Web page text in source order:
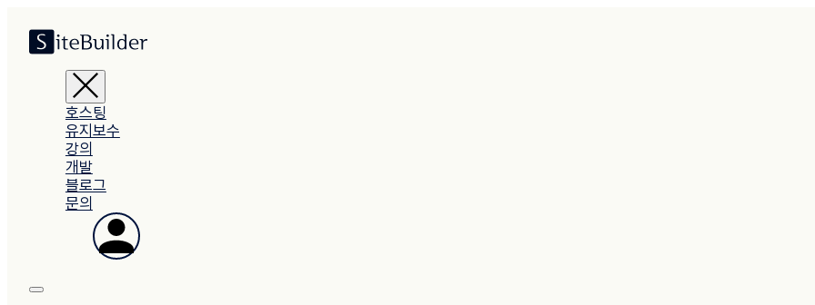
호스팅
유지보수
강의
개발
블로그
문의